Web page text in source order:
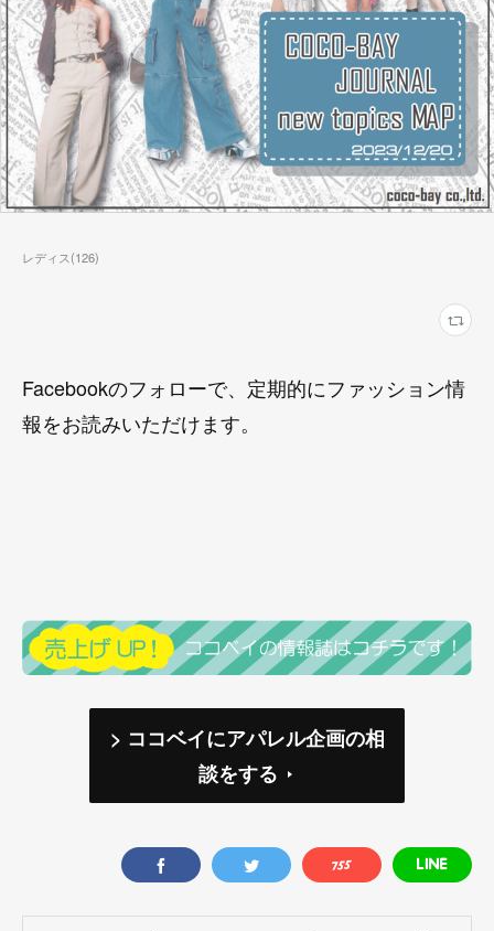
レディス(126)
Facebookのフォローで、定期的にファッション情
報をお読みいただけます。
> ココベイにアパレル企画の相
談をする